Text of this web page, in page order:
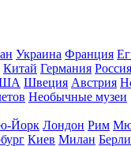
Украина Франция
Китай Германия Россия
Швеция Австрия
Необычные музеи
Йорк Лондон Рим
Киев Милан